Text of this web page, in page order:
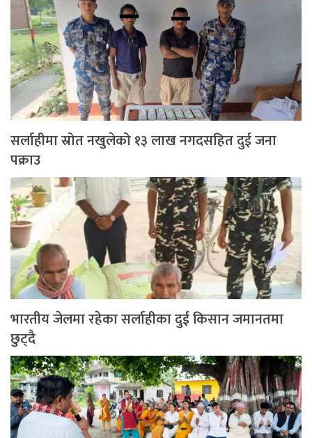
सर्लाहीमा स्रोत नखुलेको १३ लाख नगदसहित दुई जना
पक्राउ
भारतीय जेलमा रहेका सर्लाहीका दुई किसान जमानतमा
छुट्दै